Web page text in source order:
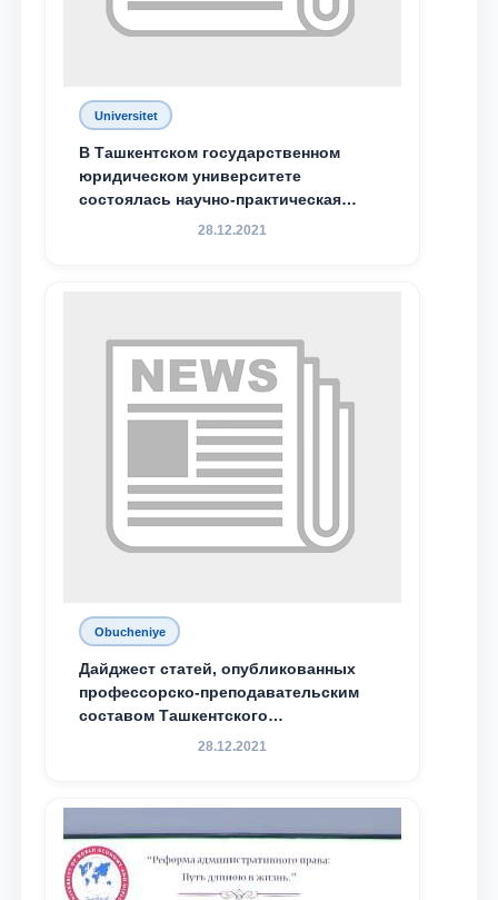
Ваше имя и фамилия
Почта
отправить
Universitet
В Ташкентском государственном
юридическом университете
состоялась научно-практическая
конференция магистрантов
28.12.2021
Obucheniye
Дайджест статей, опубликованных
профессорско-преподавательским
составом Ташкентского
государственного юридического
доведения до международного
сообщества результатов реформ и
исследований в сфере
противодействия коррупции
28.12.2021